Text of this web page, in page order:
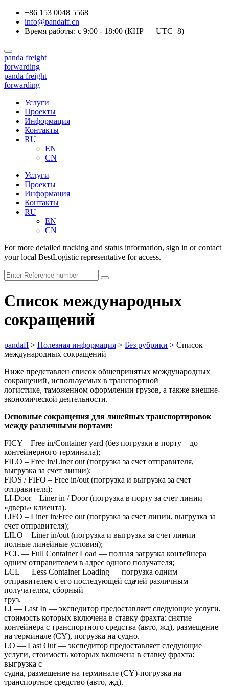
+86 153 0048 5568
info@pandaff.cn
Время работы: с 9:00 - 18:00 (КНР — UTC+8)
panda freight
forwarding
panda freight
forwarding
Услуги
Проекты
Информация
Контакты
RU
EN
CN
Услуги
Проекты
Информация
Контакты
RU
EN
CN
For more detailed tracking and status information, sign in or contact
your local BestLogistic representative for access.
Список международных
сокращений
pandaff> Полезная информация > Без рубрики > Список
международных сокращений
Ниже представлен список общепринятых международных
сокращений, используемых в транспортной
логистике, таможенном оформлении грузов, а также внешне-
экономической деятельности.
Основные сокращения для линейных транспортировок
между различными портами:
FICY – Free in/Container yard (без погрузки в порту – до
контейнерного терминала);
FILO – Free in/Liner out (погрузка за счет отправителя,
выгрузка за счет линии);
FIOS / FIFO – Free in/out (погрузка и выгрузка за счет
отправителя);
LI-Door – Liner in / Door (погрузка в порту за счет линии –
«дверь» клиента).
LIFO – Liner in/Free out (погрузка за счет линии, выгрузка за
счет отправителя);
LILO – Liner in/out (погрузка и выгрузка за счет линии –
полные линейные условия);
FCL — Full Container Load — полная загрузка контейнера
одним отправителем в адрес одного получателя;
LCL — Less Container Loading — погрузка одним
отправителем с его последующей сдачей различным
получателям, сборный
груз.
LI — Last In — экспедитор предоставляет следующие услуги,
стоимость которых включена в ставку фрахта: снятие
контейнера с транспортного средства (авто, жд), размещение
на терминале (CY), погрузка на судно.
LO — Last Out — экспедитор предоставляет следующие
услуги, стоимость которых включена в ставку фрахта:
выгрузка с
судна, размещение на терминале (CY)-погрузка на
транспортное средство (авто, жд).